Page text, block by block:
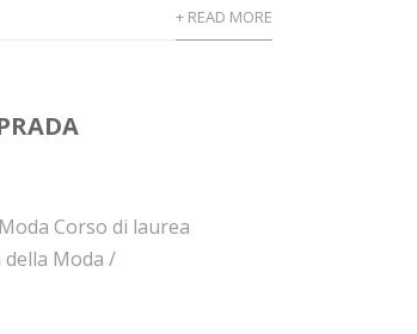
+ READ MORE
Corso di laurea
Moda /